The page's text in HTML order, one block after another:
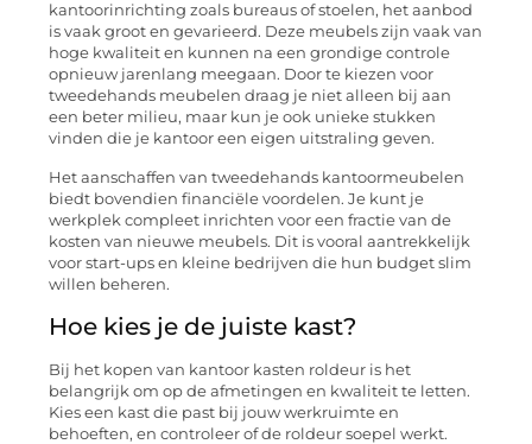
kantoorinrichting zoals bureaus of stoelen, het aanbod
is vaak groot en gevarieerd. Deze meubels zijn vaak van
hoge kwaliteit en kunnen na een grondige controle
opnieuw jarenlang meegaan. Door te kiezen voor
tweedehands meubelen draag je niet alleen bij aan
een beter milieu, maar kun je ook unieke stukken
vinden die je kantoor een eigen uitstraling geven.
Het aanschaffen van tweedehands kantoormeubelen
biedt bovendien financiële voordelen. Je kunt je
werkplek compleet inrichten voor een fractie van de
kosten van nieuwe meubels. Dit is vooral aantrekkelijk
voor start-ups en kleine bedrijven die hun budget slim
willen beheren.
Hoe kies je de juiste kast?
Bij het kopen van kantoor kasten roldeur is het
belangrijk om op de afmetingen en kwaliteit te letten.
Kies een kast die past bij jouw werkruimte en
behoeften, en controleer of de roldeur soepel werkt.